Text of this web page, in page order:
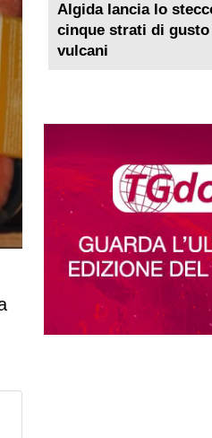
Algida lancia lo
cinque strati di
vulcani